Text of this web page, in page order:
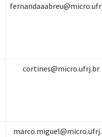
cortines@micro.ufrj.br